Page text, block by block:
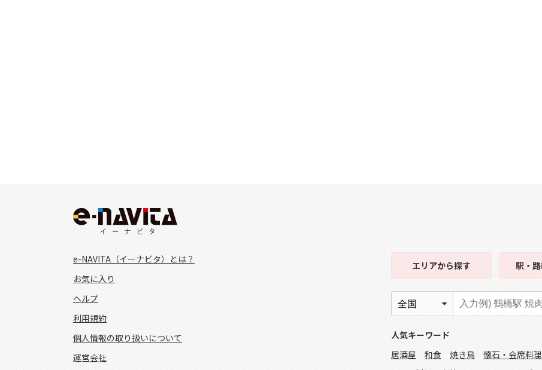
e-NAVITA（イーナビタ）とは？
お気に入り
ヘルプ
利用規約
個人情報の取り扱いについて
運営会社
エリアから探す 駅・
人気キーワード
居酒屋
和食 焼き鳥 懐石・会席料理